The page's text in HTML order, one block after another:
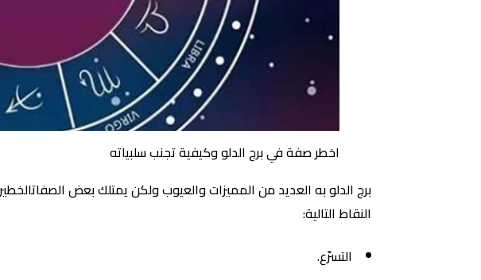
اخطر صفة في برج الدلو وكيفية تجنب سلبياته
برج الدلو به العديد من المميزات والعيوب ولكن يمتلك بعض
النقاط التالية:
التسرّع.